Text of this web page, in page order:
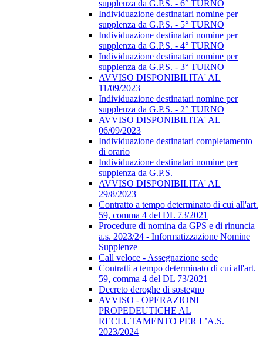
supplenza da G.P.S. - 6° TURNO
Individuazione destinatari nomine per
supplenza da G.P.S. - 5° TURNO
Individuazione destinatari nomine per
supplenza da G.P.S. - 4° TURNO
Individuazione destinatari nomine per
supplenza da G.P.S. - 3° TURNO
AVVISO DISPONIBILITA' AL
11/09/2023
Individuazione destinatari nomine per
supplenza da G.P.S. - 2° TURNO
AVVISO DISPONIBILITA' AL
06/09/2023
Individuazione destinatari completamento
di orario
Individuazione destinatari nomine per
supplenza da G.P.S.
AVVISO DISPONIBILITA' AL
29/8/2023
Contratto a tempo determinato di cui all'art.
59, comma 4 del DL 73/2021
Procedure di nomina da GPS e di rinuncia
a.s. 2023/24 - Informatizzazione Nomine
Supplenze
Call veloce - Assegnazione sede
Contratti a tempo determinato di cui all'art.
59, comma 4 del DL 73/2021
Decreto deroghe di sostegno
AVVISO - OPERAZIONI
PROPEDEUTICHE AL
RECLUTAMENTO PER L’A.S.
2023/2024